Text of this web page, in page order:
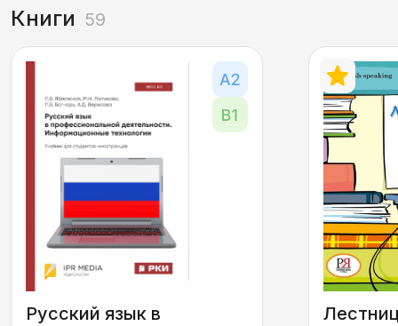
Книги 59
Русский язык в